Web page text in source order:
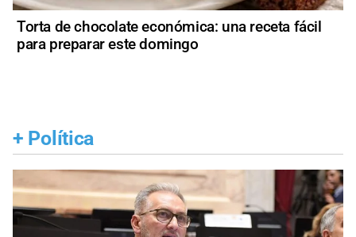
Torta de chocolate económica: una receta fácil
para preparar este domingo
+ Política